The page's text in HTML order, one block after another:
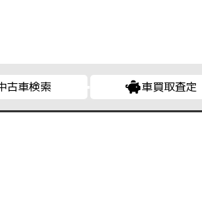
古車検索 車買取査定